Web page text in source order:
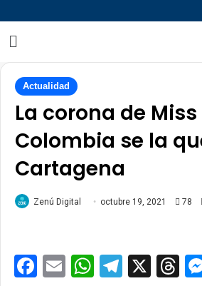
Actualidad
La corona de
Colombia se la
Cartagena
Zenú Digital octubre 19, 2021 78
Facebook
Email X